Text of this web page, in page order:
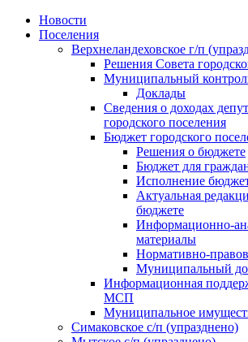
Skip
Новости
Поселения
Верхнеландеховское г/п
Решения Совета
Муниципальный
Доклады
Сведения о доходах
городского поселения
Бюджет городского
Решения о бюджете
Бюджет для
Исполнение
Актуальная
бюджете
Информационно-
материалы
Нормативно-
Муниципальный
Информационная
МСП
Муниципальное
Симаковское с/п (упразднено)